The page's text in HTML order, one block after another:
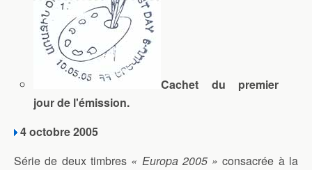
Cachet du premier
jour de l'émission.
4 octobre 2005
Série de deux timbres « Europa 2005 » consacrée à la